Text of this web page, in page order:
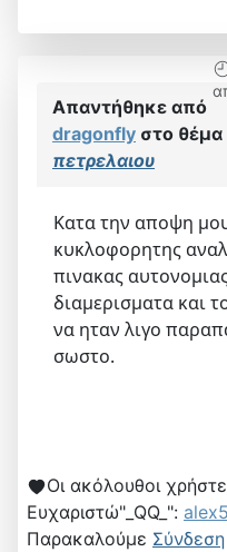
Απαντήθηκε από
dragonfly στο θέμα
πετρελαιου
Κατα την αποψη
κυκλοφορητης
πινακας
διαμερισματα και
να ηταν λιγο
σωστο.
Οι ακόλουθοι
Ευχαριστώ"_QQ_":
Παρακαλούμε Σύνδεση